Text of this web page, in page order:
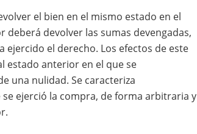
el bien en el mismo estado en el
devolver las sumas devengadas,
ejercido el derecho. Los efectos de este
estado anterior en el que se
una nulidad. Se caracteriza
ejerció la compra, de forma arbitraria y